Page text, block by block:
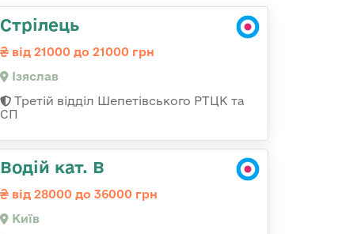
Стрілець
від 21000 до 21000 грн
Ізяслав
Третій відділ Шепетівського РТЦК та
СП
Водій кат. В
від 28000 до 36000 грн
Київ